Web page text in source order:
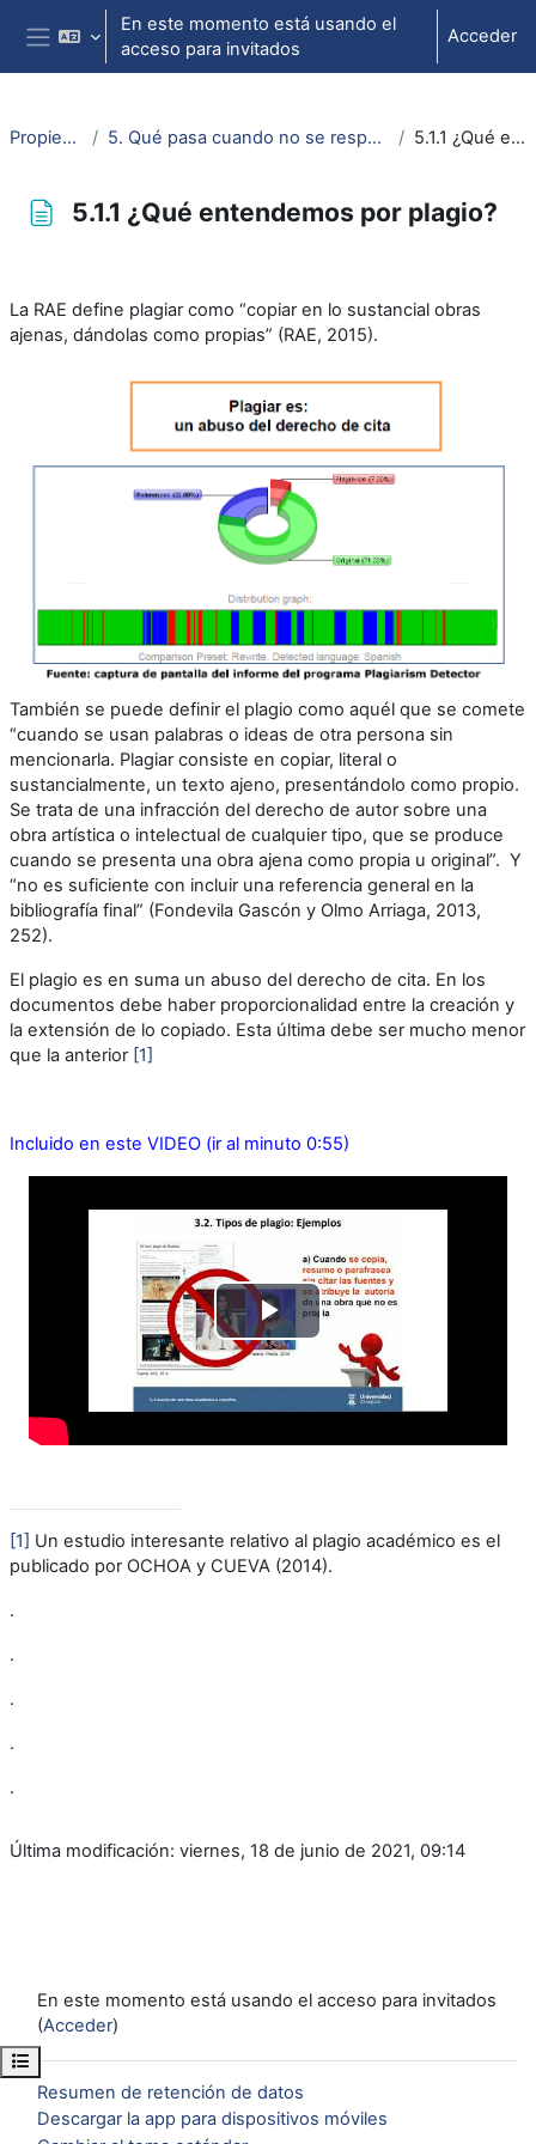
Salta al contenido principal
Panel lateral
En este momento está usando el
acceso para invitados
Acceder
Abrir índice del curso
Propiedad intelectual 5. Qué pasa cuando no se respetan los derechos (ajenos) y obligaciones (propias) 5.1.1 ¿Qué entendemos por plagio?
5.1.1 ¿Qué entendemos por plagio?
La RAE define plagiar como “copiar en lo sustancial obras
ajenas, dándolas como propias” (RAE, 2015).
También se puede definir el plagio como aquél que se comete
“cuando se usan palabras o ideas de otra persona sin
mencionarla. Plagiar consiste en copiar, literal o
sustancialmente, un texto ajeno, presentándolo como propio.
Se trata de una infracción del derecho de autor sobre una
obra artística o intelectual de cualquier tipo, que se produce
cuando se presenta una obra ajena como propia u original”. Y
“no es suficiente con incluir una referencia general en la
bibliografía final” (Fondevila Gascón y Olmo Arriaga, 2013,
252).
El plagio es en suma un abuso del derecho de cita. En los
documentos debe haber proporcionalidad entre la creación y
la extensión de lo copiado. Esta última debe ser mucho menor
que la anterior [1]
Incluido en este VIDEO (ir al minuto 0:55)
Reproducir
Vídeo
[1] Un estudio interesante relativo al plagio académico es el
publicado por OCHOA y CUEVA (2014).
.
.
.
.
.
Última modificación: viernes, 18 de junio de 2021, 09:14
En este momento está usando el acceso para invitados
(Acceder)
Resumen de retención de datos
Descargar la app para dispositivos móviles